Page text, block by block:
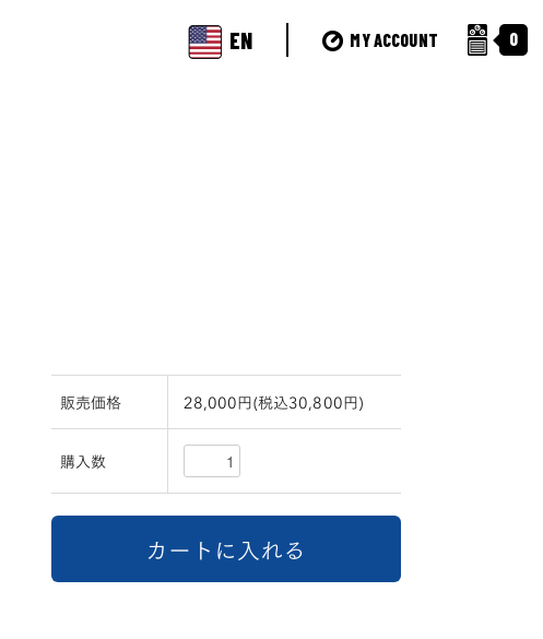
EN MY ACCOUNT 0
販売価格 28,000円(税込30,800円)
購入数